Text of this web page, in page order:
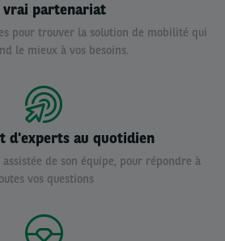
vrai partenariat
pour trouver la solution de mobilité qui
le mieux à vos besoins.
d'experts au quotidien
de son équipe, pour répondre à
vos questions